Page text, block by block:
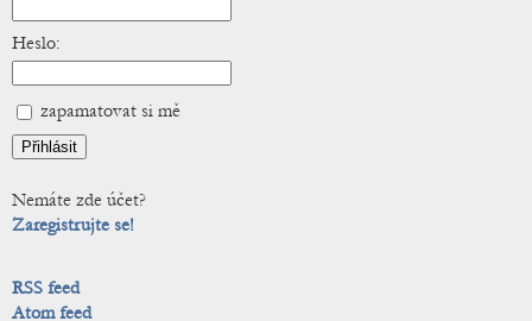
Heslo:
zapamatovat si mě
Nemáte zde účet?
Zaregistrujte se!
RSS feed
Atom feed